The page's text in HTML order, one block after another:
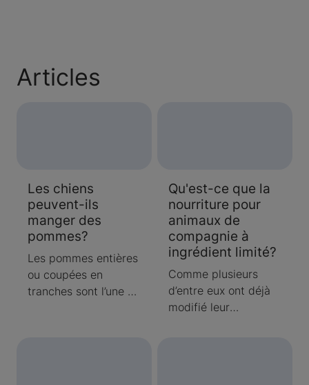
Articles
Les chiens
peuvent-ils
manger des
pommes?
Les pommes entières
ou coupées en
tranches sont l’une de
Qu'est-ce que la
nourriture pour
animaux de
compagnie à
ingrédient limité?
Comme plusieurs
d’entre eux ont déjà
modifié leur